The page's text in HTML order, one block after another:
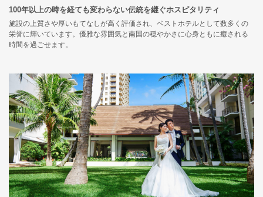
100年以上の時を経ても変わらない伝統を継ぐホスピタリティ
施設の上質さや厚いもてなしが高く評価され、ベストホテルとして数多くの
栄誉に輝いています。優雅な雰囲気と南国の穏やかさに心身ともに癒される
時間を過ごせます。